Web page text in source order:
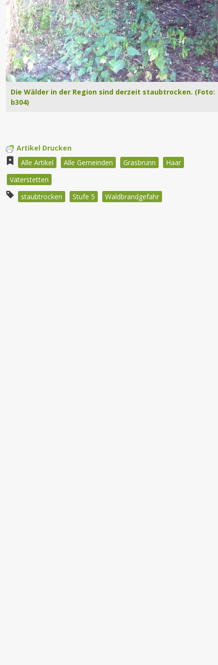
Die Wälder in der Region sind derzeit staubtrocken. (Foto:
b304)
Artikel Drucken
Alle Artikel
Alle Gemeinden Grasbrunn
Haar
Vaterstetten
staubtrocken
Stufe 5 Waldbrandgefahr